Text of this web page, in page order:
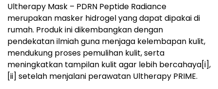
Ultherapy Mask – PDRN Peptide Radiance
merupakan masker hidrogel yang dapat dipakai di
rumah. Produk ini dikembangkan dengan
pendekatan ilmiah guna menjaga kelembapan kulit,
mendukung proses pemulihan kulit, serta
meningkatkan tampilan kulit agar lebih bercahaya[i],
[ii] setelah menjalani perawatan Ultherapy PRIME.